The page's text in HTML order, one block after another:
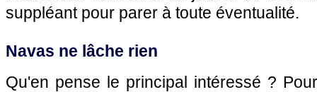
suppléant pour parer à toute éventualité.
Navas ne lâche rien
Qu'en pense le principal intéressé ?